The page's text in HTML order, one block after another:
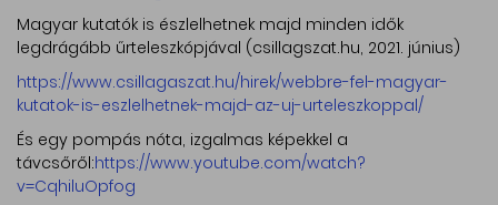
Magyar kutatók is észlelhetnek majd minden idők
legdrágább űrteleszkópjával (csillagszat.hu, 2021. június)
https://www.csillagaszat.hu/hirek/webbre-fel-magyar-
kutatok-is-eszlelhetnek-majd-az-uj-urteleszkoppal/
És egy pompás nóta, izgalmas képekkel a
távcsőről:https://www.youtube.com/watch?
v=CqhiluOpfog